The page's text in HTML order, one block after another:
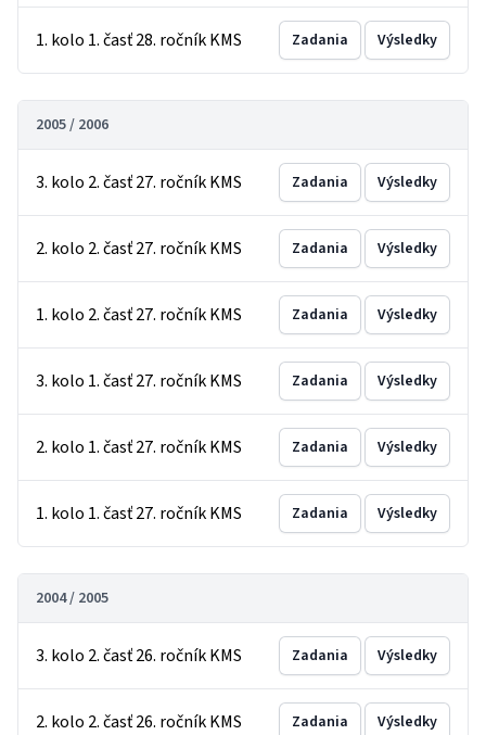
1. kolo 1. časť 28. ročník KMS Zadania Výsledky
2005 / 2006
3. kolo 2. časť 27. ročník KMS Zadania Výsledky
2. kolo 2. časť 27. ročník KMS Zadania Výsledky
1. kolo 2. časť 27. ročník KMS Zadania Výsledky
3. kolo 1. časť 27. ročník KMS Zadania Výsledky
2. kolo 1. časť 27. ročník KMS Zadania Výsledky
1. kolo 1. časť 27. ročník KMS Zadania Výsledky
2004 / 2005
3. kolo 2. časť 26. ročník KMS Zadania Výsledky
2. kolo 2. časť 26. ročník KMS Zadania Výsledky